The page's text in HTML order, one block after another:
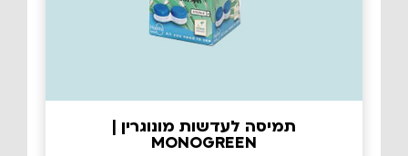
תמיסה לעדשות מונוגרין |
MONOGREEN